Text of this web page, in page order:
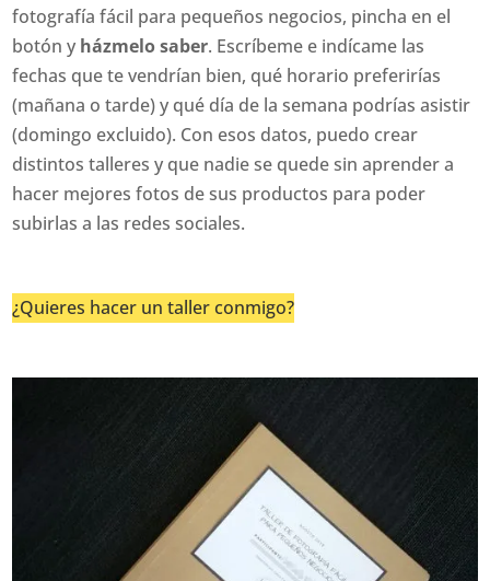
fotografía fácil para pequeños negocios, pincha en el
botón y házmelo saber. Escríbeme e indícame las
fechas que te vendrían bien, qué horario preferirías
(mañana o tarde) y qué día de la semana podrías asistir
(domingo excluido). Con esos datos, puedo crear
distintos talleres y que nadie se quede sin aprender a
hacer mejores fotos de sus productos para poder
subirlas a las redes sociales.
¿Quieres hacer un taller conmigo?